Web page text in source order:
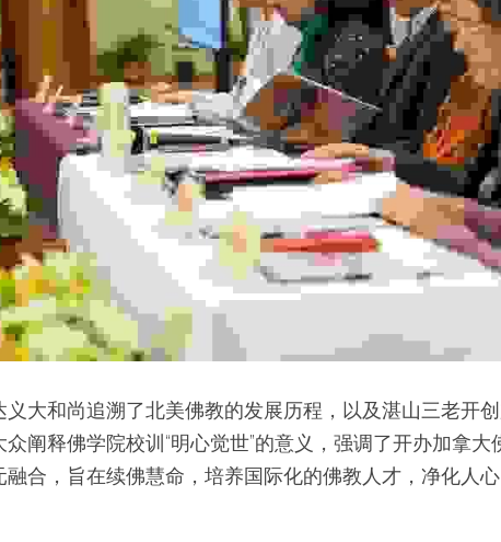
义大和尚追溯了北美佛教的发展历程，以及湛山三老开
众阐释佛学院校训“明心觉世”的意义，强调了开办加拿
融合，旨在续佛慧命，培养国际化的佛教人才，净化人心